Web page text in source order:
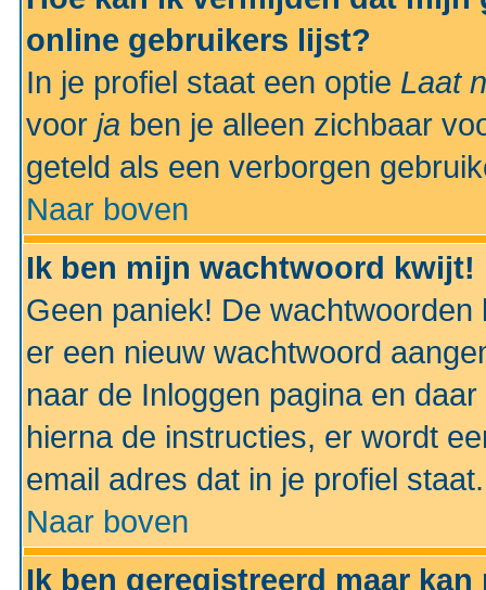
online gebruikers lijst?
In je profiel staat een optie Laat
voor ja ben je alleen zichbaar
geteld als een verborgen
Naar boven
Ik ben mijn wachtwoord kwijt!
Geen paniek! De
er een nieuw wachtwoord
naar de Inloggen pagina en
hierna de instructies, er wordt
email adres dat in je profiel staat.
Naar boven
Ik ben geregistreerd maar